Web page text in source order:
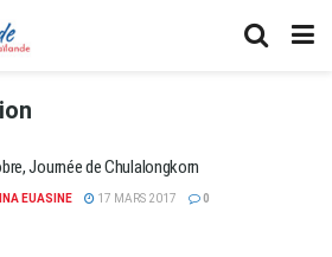
Journée de Chulalongkorn
EUASINE 17 MARS 2017 0